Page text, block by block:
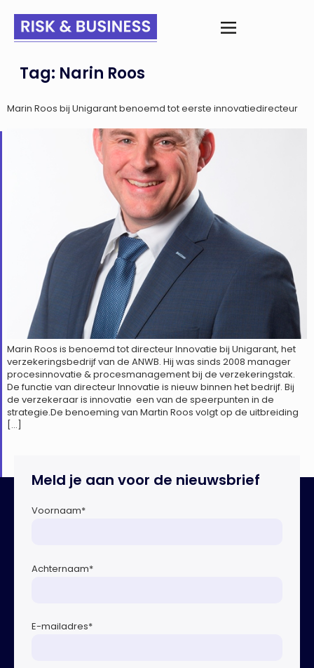
Tag: Narin Roos
Marin Roos bij Unigarant benoemd tot eerste innovatiedirecteur
Marin Roos is benoemd tot directeur Innovatie bij Unigarant, het
verzekeringsbedrijf van de ANWB. Hij was sinds 2008 manager
procesinnovatie & procesmanagement bij de verzekeringstak.
De functie van directeur Innovatie is nieuw binnen het bedrijf. Bij
de verzekeraar is innovatie een van de speerpunten in de
strategie.De benoeming van Martin Roos volgt op de uitbreiding
[…]
Meld je aan voor de nieuwsbrief
Voornaam*
Achternaam*
E-mailadres*